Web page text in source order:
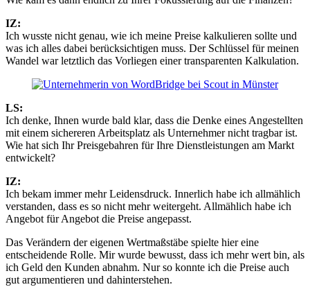
IZ:
Ich wusste nicht genau, wie ich meine Preise kalkulieren sollte und
was ich alles dabei berücksichtigen muss. Der Schlüssel für meinen
Wandel war letztlich das Vorliegen einer transparenten Kalkulation.
LS:
Ich denke, Ihnen wurde bald klar, dass die Denke eines Angestellten
mit einem sichereren Arbeitsplatz als Unternehmer nicht tragbar ist.
Wie hat sich Ihr Preisgebahren für Ihre Dienstleistungen am Markt
entwickelt?
IZ:
Ich bekam immer mehr Leidensdruck. Innerlich habe ich allmählich
verstanden, dass es so nicht mehr weitergeht. Allmählich habe ich
Angebot für Angebot die Preise angepasst.
Das Verändern der eigenen Wertmaßstäbe spielte hier eine
entscheidende Rolle. Mir wurde bewusst, dass ich mehr wert bin, als
ich Geld den Kunden abnahm. Nur so konnte ich die Preise auch
gut argumentieren und dahinterstehen.